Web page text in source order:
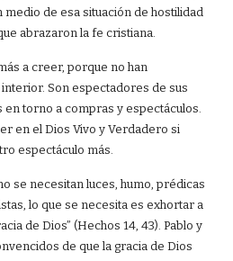
medio de esa situación de hostilidad
abrazaron la fe cristiana.
a creer, porque no han
Son espectadores de sus
en torno a compras y espectáculos.
en el Dios Vivo y Verdadero si
espectáculo más.
se necesitan luces, humo, prédicas
lo que se necesita es exhortar a
de Dios” (Hechos 14, 43). Pablo y
de que la gracia de Dios